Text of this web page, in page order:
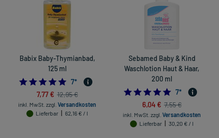
Babix Baby-Thymianbad,
125 ml
5.0
7*
7,77 € 12,95 €
inkl. MwSt. zzgl. Versandkosten
Lieferbar
62,16 € / l
Sebamed Baby & Kind
Waschlotion Haut & Haar,
200 ml
7*
6,04 € 7,55 €
inkl. MwSt. zzgl. Versandkosten
Lieferbar
30,20 € / l